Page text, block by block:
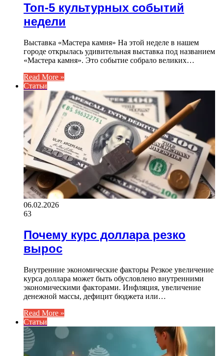
Топ-5 культурных событий
недели
Выставка «Мастера камня» На этой неделе в нашем
городе открылась удивительная выставка под названием
«Мастера камня». Это событие собрало великих…
Read More »
Статьи
06.02.2026
63
Почему курс доллара резко
вырос
Внутренние экономические факторы Резкое увеличение
курса доллара может быть обусловлено внутренними
экономическими факторами. Инфляция, увеличение
денежной массы, дефицит бюджета или…
Read More »
Статьи